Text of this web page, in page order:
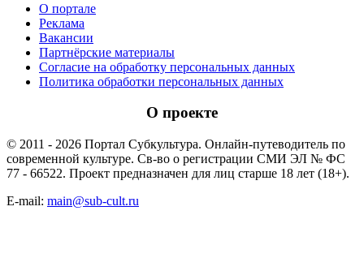
О портале
Реклама
Вакансии
Партнёрские материалы
Согласие на обработку персональных данных
Политика обработки персональных данных
О проекте
© 2011 - 2026 Портал Субкультура. Онлайн-путеводитель по
современной культуре. Св-во о регистрации СМИ ЭЛ № ФС
77 - 66522. Проект предназначен для лиц старше 18 лет (18+).
E-mail: main@sub-cult.ru